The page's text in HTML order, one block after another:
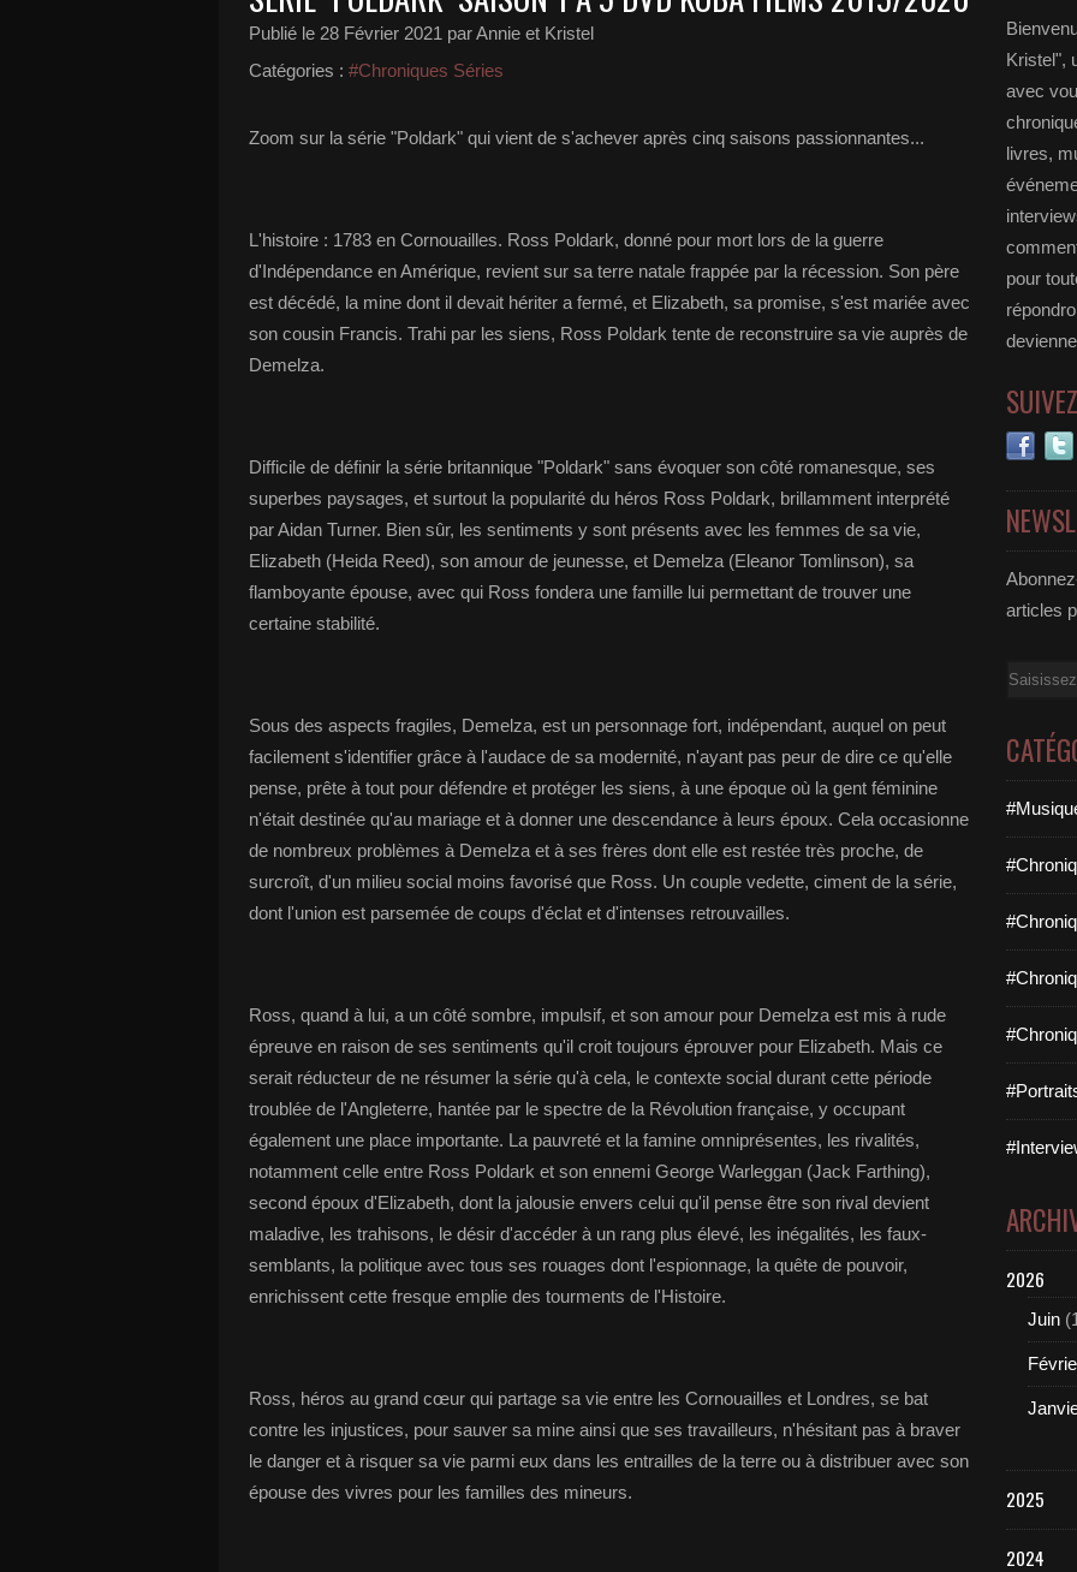
Publié le 28 Février 2021 par Annie et Kristel
Catégories : #Chroniques Séries
Zoom sur la série "Poldark" qui vient de s'achever après cinq saisons passionnantes...
L'histoire : 1783 en Cornouailles. Ross Poldark, donné pour mort lors de la guerre
d'Indépendance en Amérique, revient sur sa terre natale frappée par la récession. Son père
est décédé, la mine dont il devait hériter a fermé, et Elizabeth, sa promise, s'est mariée avec
son cousin Francis. Trahi par les siens, Ross Poldark tente de reconstruire sa vie auprès de
Demelza.
Difficile de définir la série britannique "Poldark" sans évoquer son côté romanesque, ses
superbes paysages, et surtout la popularité du héros Ross Poldark, brillamment interprété
par Aidan Turner. Bien sûr, les sentiments y sont présents avec les femmes de sa vie,
Elizabeth (Heida Reed), son amour de jeunesse, et Demelza (Eleanor Tomlinson), sa
flamboyante épouse, avec qui Ross fondera une famille lui permettant de trouver une
certaine stabilité.
Sous des aspects fragiles, Demelza, est un personnage fort, indépendant, auquel on peut
facilement s'identifier grâce à l'audace de sa modernité, n'ayant pas peur de dire ce qu'elle
pense, prête à tout pour défendre et protéger les siens, à une époque où la gent féminine
n'était destinée qu'au mariage et à donner une descendance à leurs époux. Cela occasionne
de nombreux problèmes à Demelza et à ses frères dont elle est restée très proche, de
surcroît, d'un milieu social moins favorisé que Ross. Un couple vedette, ciment de la série,
dont l'union est parsemée de coups d'éclat et d'intenses retrouvailles.
Ross, quand à lui, a un côté sombre, impulsif, et son amour pour Demelza est mis à rude
épreuve en raison de ses sentiments qu'il croit toujours éprouver pour Elizabeth. Mais ce
serait réducteur de ne résumer la série qu'à cela, le contexte social durant cette période
troublée de l'Angleterre, hantée par le spectre de la Révolution française, y occupant
également une place importante. La pauvreté et la famine omniprésentes, les rivalités,
notamment celle entre Ross Poldark et son ennemi George Warleggan (Jack Farthing),
second époux d'Elizabeth, dont la jalousie envers celui qu'il pense être son rival devient
maladive, les trahisons, le désir d'accéder à un rang plus élevé, les inégalités, les faux-
semblants, la politique avec tous ses rouages dont l'espionnage, la quête de pouvoir,
enrichissent cette fresque emplie des tourments de l'Histoire.
Ross, héros au grand cœur qui partage sa vie entre les Cornouailles et Londres, se bat
contre les injustices, pour sauver sa mine ainsi que ses travailleurs, n'hésitant pas à braver
le danger et à risquer sa vie parmi eux dans les entrailles de la terre ou à distribuer avec son
épouse des vivres pour les familles des mineurs.
Kristel",
avec
livres,
pour
articles
Email
2026
Juin
2025
2024